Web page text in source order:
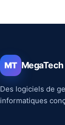
MT MegaTech
Des logiciels de
informatiques